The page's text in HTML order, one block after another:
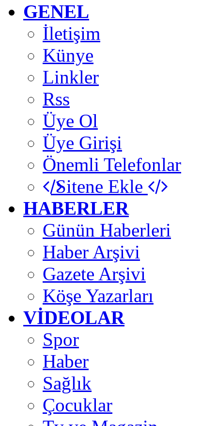
GENEL
İletişim
Künye
Linkler
Rss
Üye Ol
Üye Girişi
Önemli Telefonlar
Sitene Ekle
HABERLER
Günün Haberleri
Haber Arşivi
Gazete Arşivi
Köşe Yazarları
VİDEOLAR
Spor
Haber
Sağlık
Çocuklar